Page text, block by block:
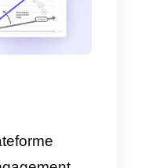
avec les
et
Lusha aide